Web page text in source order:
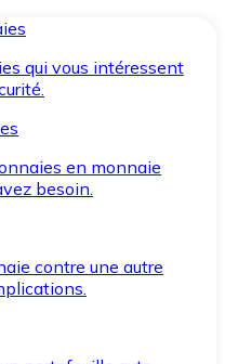
qui vous intéressent
en monnaie
besoin.
contre une autre